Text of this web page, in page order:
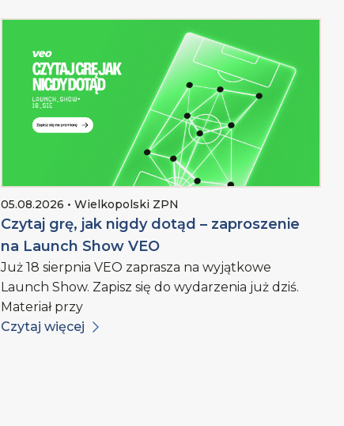
05.08.2026 • Wielkopolski ZPN
Czytaj grę, jak nigdy dotąd – zaproszenie
na Launch Show VEO
Już 18 sierpnia VEO zaprasza na wyjątkowe
Launch Show. Zapisz się do wydarzenia już dziś.
Materiał przy
Czytaj więcej